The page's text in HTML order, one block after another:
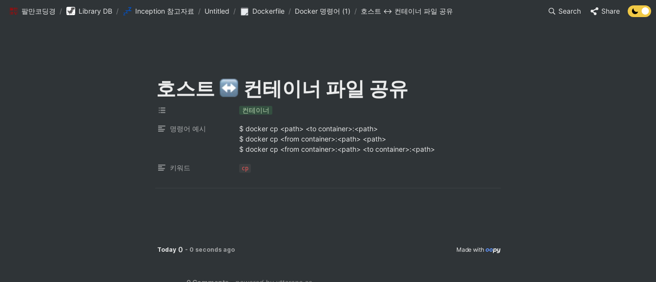
팔만코딩경 / Library DB / Inception 참고자료 / Untitled / Dockerfile / Docker 명령어 (1) / 호스트 ↔ 컨테이너 파일 공유 Search Share
호스트 컨테이너 파일 공유
컨테이너
명령어 예시
$ docker cp <path> <to container>:<path>
$ docker cp <from container>:<path> <path>
$ docker cp <from container>:<path> <to container>:<path>
키워드 cp
Today 0 - 0 seconds ago Made with